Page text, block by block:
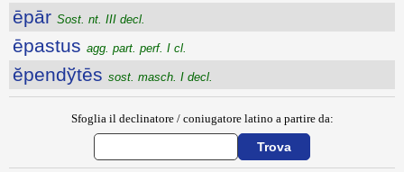
ēpār Sost. nt. III decl.
ēpastus agg. part. perf. I cl.
ĕpendўtēs sost. masch. I decl.
Sfoglia il declinatore / coniugatore latino a partire da: